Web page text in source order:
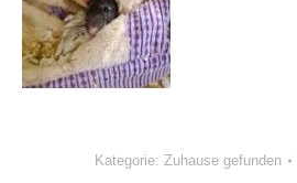
Kategorie: Zuhause gefunden